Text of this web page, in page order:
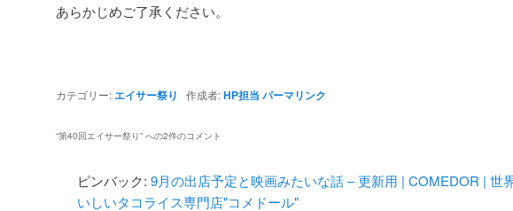
あらかじめご了承ください。
カテゴリー: エイサー祭り 作成者:HP担当 パーマリンク
“第40回エイサー祭り” への2件のコメント
ピンバック:9月の出店予定と映画みたいな話 – 更新用 | COMEDOR | 世
いしいタコライス専門店"コメドール"